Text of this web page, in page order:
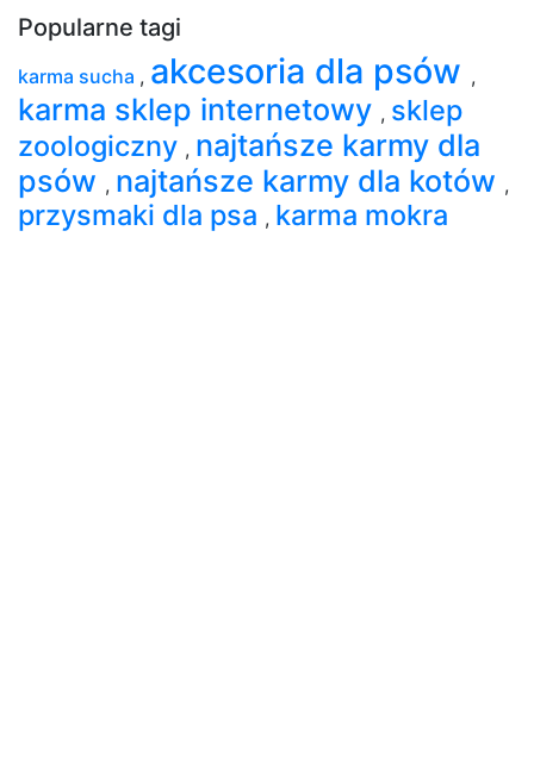
Popularne tagi
karma sucha , akcesoria dla psów ,
karma sklep internetowy , sklep
zoologiczny , najtańsze karmy dla
psów , najtańsze karmy dla kotów ,
przysmaki dla psa , karma mokra